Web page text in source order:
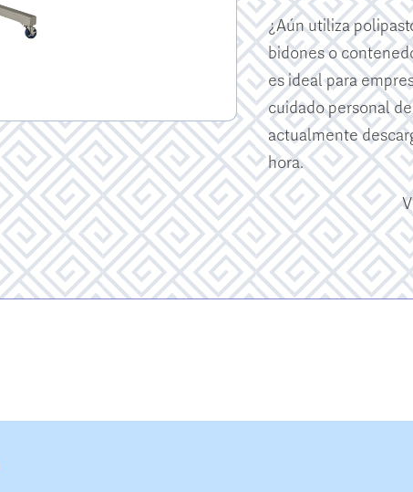
¿Aún utiliza
bidones o
es ideal para
cuidado personal
actualmente
hora.